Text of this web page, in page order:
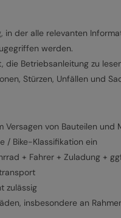
der alle relevanten
werden.
Betriebsanleitung zu
Stürzen, Unfällen und
von Bauteilen
/ Bike-Klassifikation ein
+ Fahrer + Zuladung +
zulässig
insbesondere an